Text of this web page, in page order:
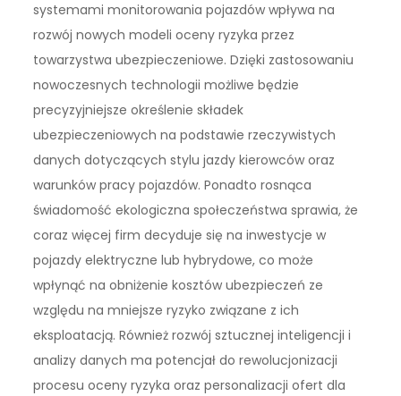
systemami monitorowania pojazdów wpływa na
rozwój nowych modeli oceny ryzyka przez
towarzystwa ubezpieczeniowe. Dzięki zastosowaniu
nowoczesnych technologii możliwe będzie
precyzyjniejsze określenie składek
ubezpieczeniowych na podstawie rzeczywistych
danych dotyczących stylu jazdy kierowców oraz
warunków pracy pojazdów. Ponadto rosnąca
świadomość ekologiczna społeczeństwa sprawia, że
coraz więcej firm decyduje się na inwestycje w
pojazdy elektryczne lub hybrydowe, co może
wpłynąć na obniżenie kosztów ubezpieczeń ze
względu na mniejsze ryzyko związane z ich
eksploatacją. Również rozwój sztucznej inteligencji i
analizy danych ma potencjał do rewolucjonizacji
procesu oceny ryzyka oraz personalizacji ofert dla